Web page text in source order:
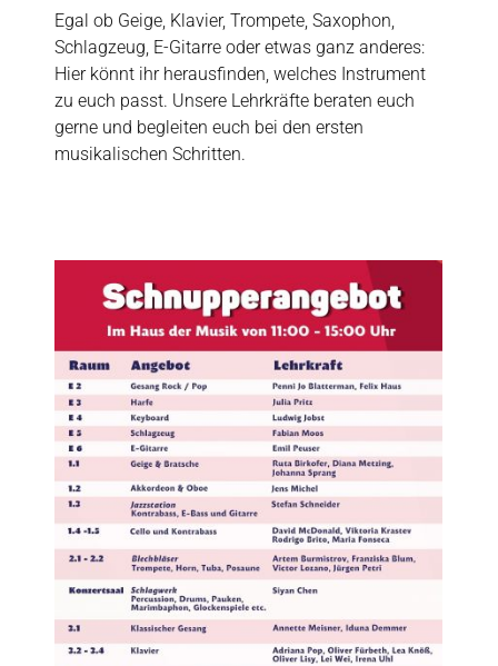
Egal ob Geige, Klavier, Trompete, Saxophon,
Schlagzeug, E-Gitarre oder etwas ganz anderes:
Hier könnt ihr herausfinden, welches Instrument
zu euch passt. Unsere Lehrkräfte beraten euch
gerne und begleiten euch bei den ersten
musikalischen Schritten.